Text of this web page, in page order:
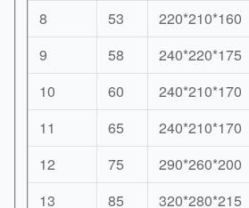
8
53 220*210*160
9
58 240*220*175
10
60 240*210*170
11
65 240*210*170
12
75 290*260*200
13
85 320*280*215